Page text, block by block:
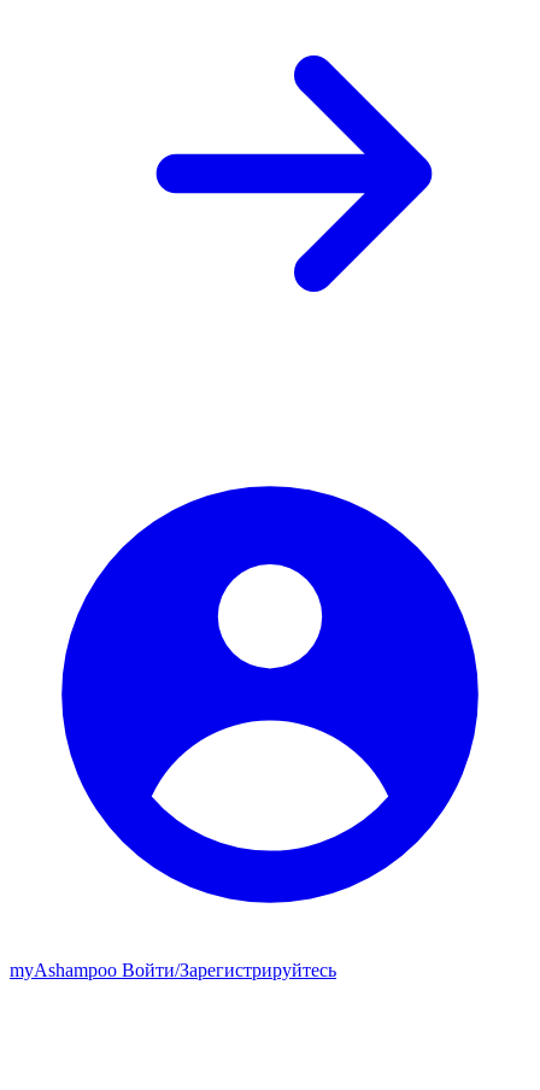
myAshampoo Войти/Зарегистрируйтесь